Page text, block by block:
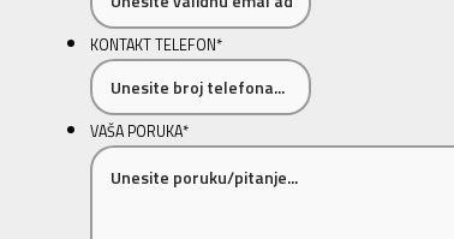
KONTAKT TELEFON*
VAŠA PORUKA*